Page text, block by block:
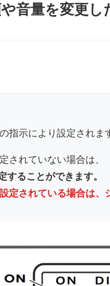
音量を変更し
指示により設定されま
されていない場合は、
ることができます。
されている場合は、